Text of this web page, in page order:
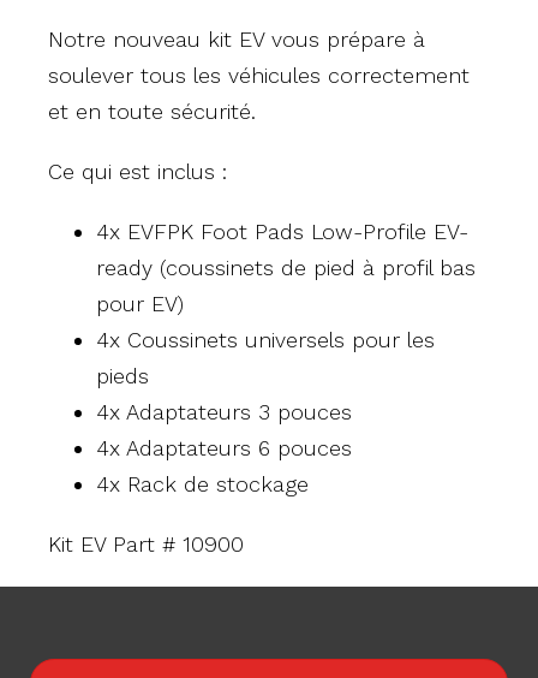
Notre nouveau kit EV vous prépare à
soulever tous les véhicules correctement
et en toute sécurité.
Ce qui est inclus :
4x EVFPK Foot Pads Low-Profile EV-
ready (coussinets de pied à profil bas
pour EV)
4x Coussinets universels pour les
pieds
4x Adaptateurs 3 pouces
4x Adaptateurs 6 pouces
4x Rack de stockage
Kit EV Part # 10900